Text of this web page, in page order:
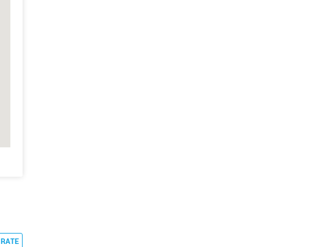
RATE